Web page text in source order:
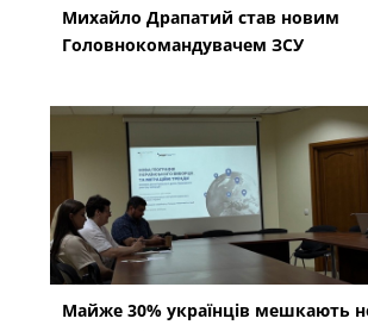
Михайло Драпатий став новим
Головнокомандувачем ЗСУ
Майже 30% українців мешкають